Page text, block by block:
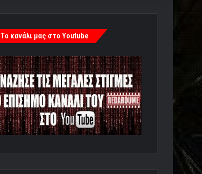
Tο κανάλι μας στο Youtube